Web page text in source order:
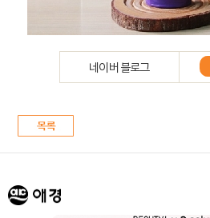
네이버 블로그